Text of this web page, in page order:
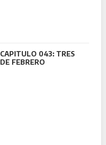
CAPITULO 043: TRES
DE FEBRERO